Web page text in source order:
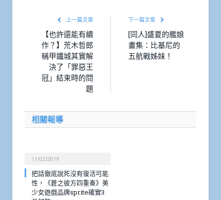
上一篇文章
【也許還能有續
作？】荒木哲郎
稱甲鐵城其實解
決了「罪惡王
冠」結束時的問
題
下一篇文章
[同人]盛夏的艦娘
畫集：比基尼的
五航戰姊妹！
相關報導
11/02/2019
把話徹底說死沒有復活可能
性，《蒼之彼方四重奏》美
少女遊戲品牌sprite確實3